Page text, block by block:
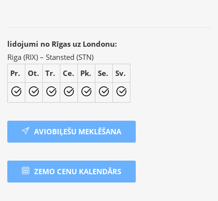
lidojumi no Rīgas uz Londonu:
Riga (RIX) – Stansted (STN)
Pr.
Ot. Tr. Ce. Pk. Se. Sv.
AVIOBIĻEŠU MEKLĒŠANA
ZEMO CENU KALENDĀRS